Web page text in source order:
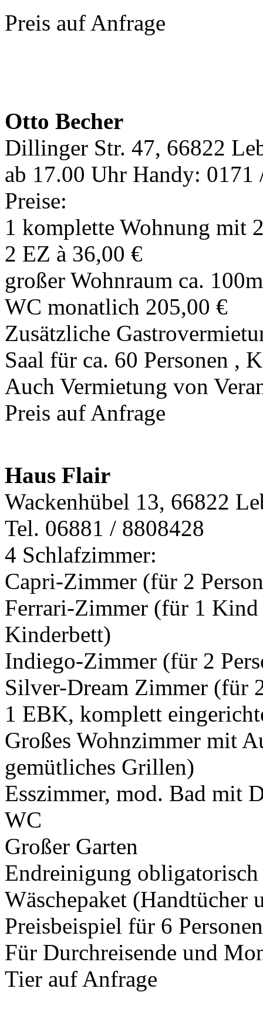
Preis auf Anfrage
Otto Becher
Dillinger Str. 47, 66822
ab 17.00 Uhr Handy: 0171
Preise:
1 komplette Wohnung mit
2 EZ à 36,00 €
großer Wohnraum ca.
WC monatlich 205,00 €
Zusätzliche
Saal für ca. 60 Personen ,
Auch Vermietung von
Preis auf Anfrage
Haus Flair
Wackenhübel 13, 66822
Tel. 06881 / 8808428
4 Schlafzimmer:
Capri-Zimmer (für 2
Ferrari-Zimmer (für 1
Kinderbett)
Indiego-Zimmer (für 2
Silver-Dream Zimmer (für
1 EBK, komplett
Großes Wohnzimmer mit
gemütliches Grillen)
Esszimmer, mod. Bad mit
WC
Großer Garten
Endreinigung
Wäschepaket (Handtücher
Preisbeispiel für 6
Für Durchreisende und
Tier auf Anfrage